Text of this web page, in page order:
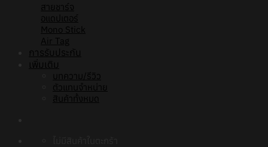
สายชาร์จ
อแดปเตอร์
Mono Stick
Air Tag
การรับประกัน
เพิ่มเติม
บทความ/รีวิว
ตัวแทนจำหน่าย
สินค้าทั้งหมด